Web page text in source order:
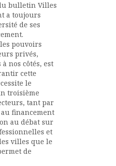
bulletin Villes
a toujours
de ses
pouvoirs
privés,
nos côtés, est
cette
le
troisième
tant par
financement
au débat sur
et
villes que le
de